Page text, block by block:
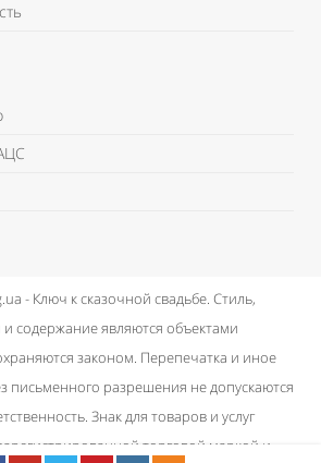
- Ключ к сказочной свадьбе. Стиль,
содержание являются объектами
законом. Перепечатка и иное
письменного разрешения не допускаются
Знак для товаров и услуг
торговой маркой и